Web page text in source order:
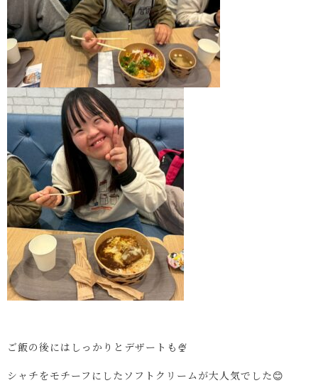
ご飯の後にはしっかりとデザートも🍨
シャチをモチーフにしたソフトクリームが大人気でした😊